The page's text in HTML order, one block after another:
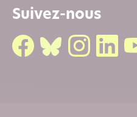
Suivez-nous